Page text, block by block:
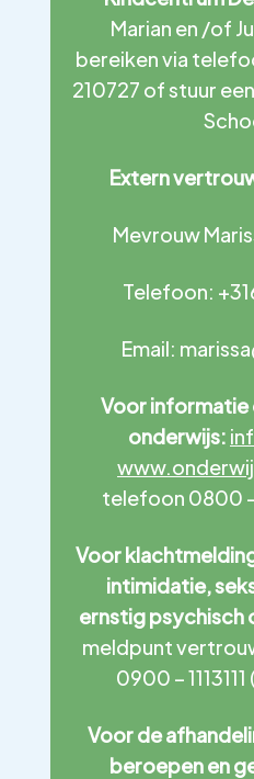
Marian en /of
bereiken via
210727 of stuur
Extern
Mevrouw
Telefoon:
Email:
Voor informatie
onderwijs:
telefoon 0800
Voor
intimidatie,
ernstig psychisch
meldpunt
0900 –
Voor de
beroepen en